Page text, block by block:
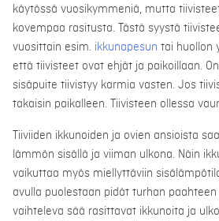
käytössä vuosikymmeniä, mutta
kovempaa rasitusta. Tästä syystä
vuosittain esim. ikkunapesun tai huollon
että tiivisteet ovat ehjät ja paikoillaan.
sisäpuite tiivistyy karmia vasten. Jos
takaisin paikalleen. Tiivisteen ollessa
Tiiviiden ikkunoiden ja ovien ansioista
lämmön sisällä ja viiman ulkona. Näin
vaikuttaa myös miellyttäviin
avulla puolestaan pidät turhan
vaihteleva sää rasittavat ikkunoita ja